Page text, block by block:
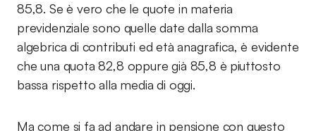
85,8. Se è vero che le quote in materia
previdenziale sono quelle date dalla somma
algebrica di contributi ed età anagrafica, è evidente
che una quota 82,8 oppure già 85,8 è piuttosto
bassa rispetto alla media di oggi.
Ma come si fa ad andare in pensione con questo